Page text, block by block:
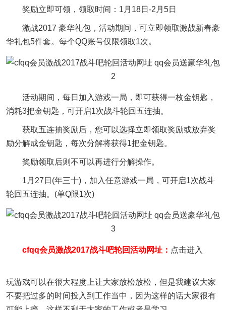
奖励立即可领，领取时间：1月18日-2月5日
激战2017 豪华礼包，活动期间，可立即领取激战新春豪
华礼包5件套。每个QQ账号仅限领取1次。
活动期间，每日加入游戏一局，即可获得一枚金钥匙，
消耗3把金钥匙，可开启1次战斗轮回五连抽。
获取五连抽奖励后，您可以选择立即领取奖励或放弃奖
励分解成金钥匙，每次分解将获得1把金钥匙。
奖励领取后则不可以再进行分解操作。
1月27日(年三十)，加入任意游戏一局，可开启1次战斗
轮回五连抽。(单Q限1次)
cfqq会员激战2017战斗吧轮回活动网址： 点击进入
玩游戏可以在很大程度上让大家放松放松，但是我建议大家
不要把过多的时间投入到工作当中，因为这样的话大家很有